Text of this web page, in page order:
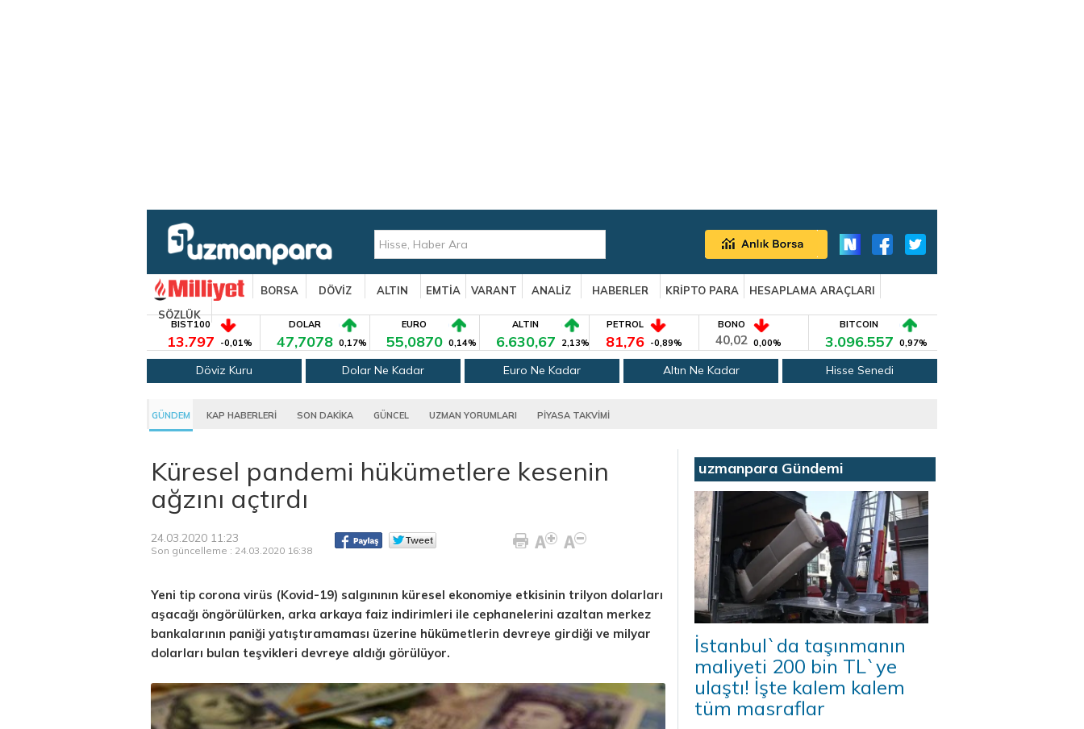
BORSA DÖVİZ ALTIN EMTİA VARANT ANALİZ HABERLER KRİPTO PARA
HESAPLAMA ARAÇLARI
SÖZLÜK
BIST100
13.797 -0,01%
DOLAR
47,7078 0,17%
EURO
55,0870 0,14%
ALTIN
6.630,67 2,13%
PETROL
81,76 -0,89%
BONO
40,02 0,00%
BITCOIN
3.096.557 0,97%
Döviz Kuru Dolar Ne Kadar Euro Ne Kadar Altın Ne Kadar Hisse Senedi
GÜNDEM KAP HABERLERİ SON DAKİKA GÜNCEL UZMAN YORUMLARI PİYASA TAKVİMİ
Küresel pandemi hükümetlere kesenin
ağzını açtırdı
24.03.2020 11:23
Son güncelleme : 24.03.2020 16:38
Yeni tip corona virüs (Kovid-19) salgınının küresel ekonomiye etkisinin trilyon dolarları
aşacağı öngörülürken, arka arkaya faiz indirimleri ile cephanelerini azaltan merkez
bankalarının paniği yatıştıramaması üzerine hükümetlerin devreye girdiği ve milyar
dolarları bulan teşvikleri devreye aldığı görülüyor.
uzmanpara Gündemi
İstanbul`da taşınmanın
maliyeti 200 bin TL`ye
ulaştı! İşte kalem kalem
tüm masraflar